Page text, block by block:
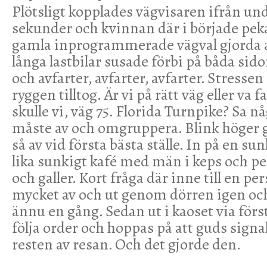
Plötsligt kopplades vägvisaren ifrån
sekunder och kvinnan där i började
gamla inprogrammerade vägval gjorda
långa lastbilar susade förbi på båda
och avfarter, avfarter, avfarter.
ryggen tilltog. Är vi på rätt väg eller va
skulle vi, väg 75. Florida Turnpike? Sa
måste av och omgruppera. Blink
så av vid första bästa ställe. In på en
lika sunkigt kafé med män i keps och
och galler. Kort fråga där inne till en
mycket av och ut genom dörren igen
ännu en gång. Sedan ut i kaoset via
följa order och hoppas på att guds
resten av resan. Och det gjorde den.